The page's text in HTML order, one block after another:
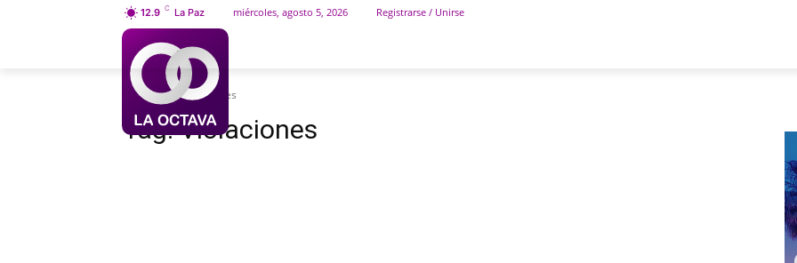
12.9 C La Paz miércoles, agosto 5, 2026 Registrarse / Unirse
Etiquetas Violaciones
Tag:Violaciones